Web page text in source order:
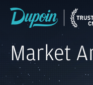
Market